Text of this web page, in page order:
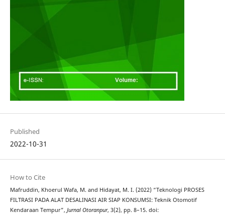
Published
2022-10-31
How to Cite
Mafruddin, Khoerul Wafa, M. and Hidayat, M. I. (2022) “Teknologi PROSES
FILTRASI PADA ALAT DESALINASI AIR SIAP KONSUMSI: Teknik Otomotif
Kendaraan Tempur”, Jurnal Otoranpur, 3(2), pp. 8–15. doi: